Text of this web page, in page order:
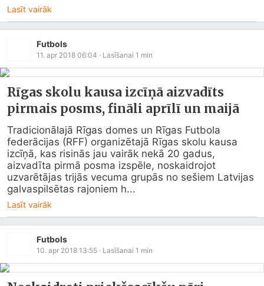
Lasīt vairāk
Futbols
11. apr 2018 06:04 · Lasīšanai 1 min
Rīgas skolu kausa izcīņā aizvadīts
pirmais posms, fināli aprīlī un maijā
Tradicionālajā Rīgas domes un Rīgas Futbola
federācijas (RFF) organizētajā Rīgas skolu kausa
izcīņā, kas risinās jau vairāk nekā 20 gadus,
aizvadīta pirmā posma izspēle, noskaidrojot
uzvarētājas trijās vecuma grupās no sešiem Latvijas
galvaspilsētas rajoniem h...
Lasīt vairāk
Futbols
10. apr 2018 13:55 · Lasīšanai 1 min